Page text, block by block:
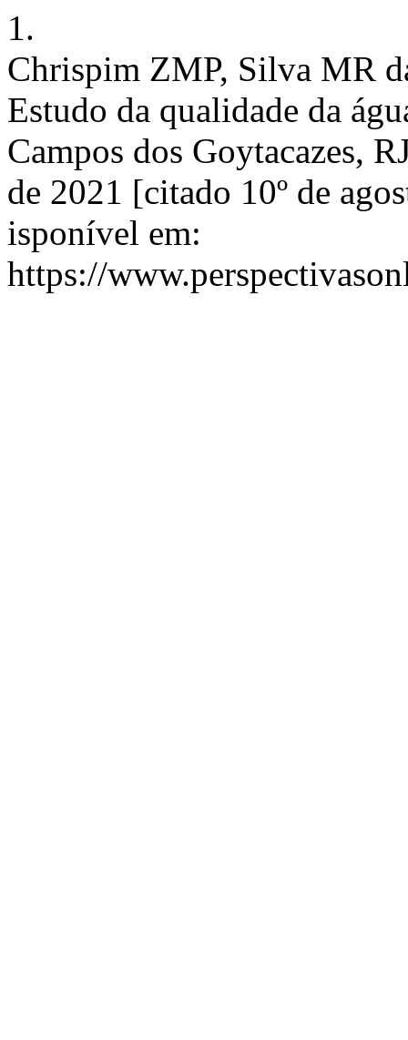
1.
Chrispim ZMP, Silva MR
Estudo da qualidade da
Campos dos Goytacazes,
de 2021 [citado 10º de
isponível em:
https://